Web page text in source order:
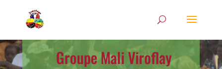
Groupe Mali Viroflay